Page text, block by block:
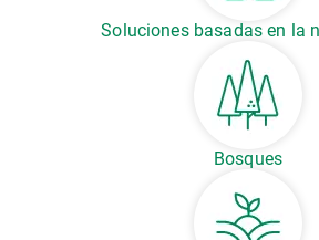
Soluciones basadas en la
Bosques